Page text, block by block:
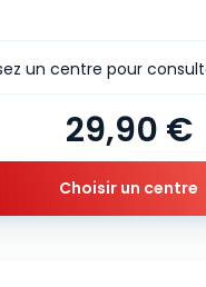
29,90 €
un centre pour
Choisir un centre